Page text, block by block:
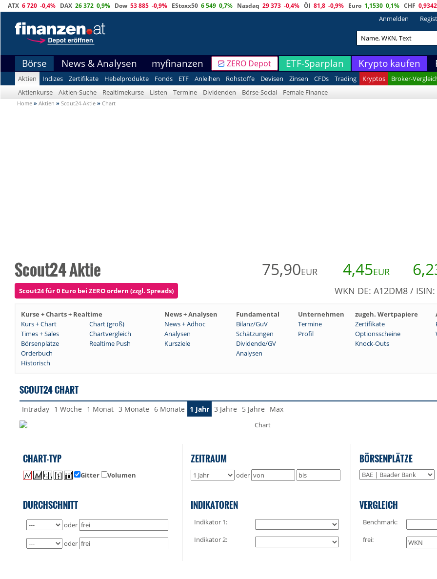
ATX 6 720 -0,4% DAX 26 372 0,9% Dow 53 885 -0,9% EStoxx50 6 549 0,7% Nasdaq 29 373 -0,4% Öl 81,8 -0,9% Euro 1,1530 0,1% CHF 0,9342
Anmelden
Börse News & Analysen myfinanzen ZERO Depot ETF-Sparplan Krypto kaufen
Aktien Indizes Zertifikate Hebelprodukte Fonds ETF Anleihen Rohstoffe Devisen Zinsen CFDs Trading Kryptos Broker-
Aktienkurse
Aktien-Suche Realtimekurse Listen Termine Dividenden Börse-Social Female Finance
Home » Aktien » Scout24-Aktie » Chart
Scout24 Aktie 75,90EUR 4,45EUR
Scout24 für 0 Euro bei ZERO ordern (zzgl. Spreads) WKN DE: A12DM8 /
Kurse + Charts + Realtime News + Analysen Fundamental Unternehmen zugeh. Wertpapiere
Kurs + Chart
Chart (groß) News + Adhoc Bilanz/GuV Termine Zertifikate
Times + Sales
Chartvergleich Analysen Schätzungen Profil Optionsscheine
Börsenplätze
Realtime Push Kursziele Dividende/GV
Knock-Outs
Orderbuch
Analysen
Historisch
SCOUT24 CHART
Intraday 1 Woche 1 Monat 3 Monate 6 Monate 1 Jahr 3 Jahre 5 Jahre Max
CHART-TYP
Gitter Volumen
ZEITRAUM
oder
BÖRSENPLÄTZE
DURCHSCHNITT
oder
oder
INDIKATOREN
Indikator 1:
Indikator 2:
VERGLEICH
Benchmark:
frei: